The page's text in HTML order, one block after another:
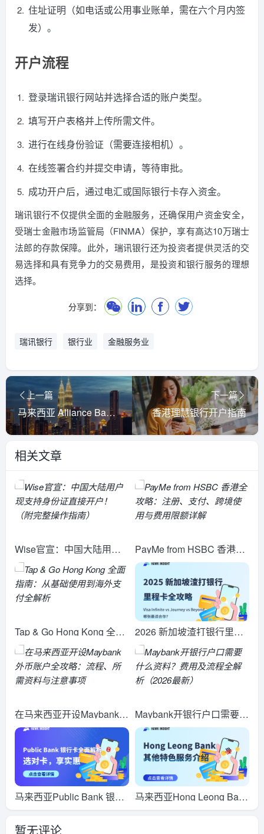
住址证明（如电话或公用事业账单，需在六个月内签
发）。
开户流程
登录瑞讯银行网站并选择合适的账户类型。
填写开户表格并上传所需文件。
进行在线身份验证（需要连接相机）。
在线签署合约并提交申请，等待审批。
成功开户后，通过电汇或国际银行卡存入资金。
瑞讯银行不仅提供全面的金融服务，还确保用户资金安全，
受瑞士金融市场监管局（FINMA）保护，享有高达10万瑞士
法郎的存款保障。此外，瑞讯银行还为投资者提供灵活的交
易选择和具有竞争力的交易费用，是投资和银行服务的理想
选择。
分享到：
瑞讯银行 银行业 金融服务业
上一篇
马来西亚 Alliance Bank 开户指南
下一篇
香港理慧银行开户指南
相关文章
Wise官宣：中国大陆用户
现支持身份证直接开户！
（附完整操作指南）
PayMe from HSBC 香港全
攻略：注册、支付、跨境使
用与费用限额详解
Tap & Go Hong Kong 全面
指南：从基础使用到海外支
付全解析
2026 新加坡渣打银行里程
卡全攻略：Visa Infinite vs
Journey vs Beyond，哪张
最适合你？
在马来西亚开设Maybank外
币账户全攻略：流程、所需
资料与注意事项
Maybank开银行户口需要什
么资料？费用及流程全解析
（2026最新）
马来西亚Public Bank 银行
卡全面解析：选对卡，享实
马来西亚Hong Leong Bank
其他特色服务介绍
暂无评论